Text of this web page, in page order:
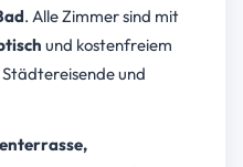
. Alle Zimmer sind mit
und kostenfreiem
und